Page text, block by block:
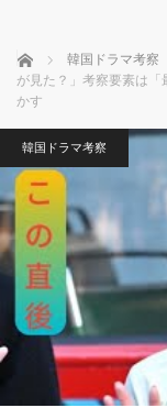
ホーム 韓国ドラマ考察
が見た？」考察要素は
かす
韓国ドラマ考察